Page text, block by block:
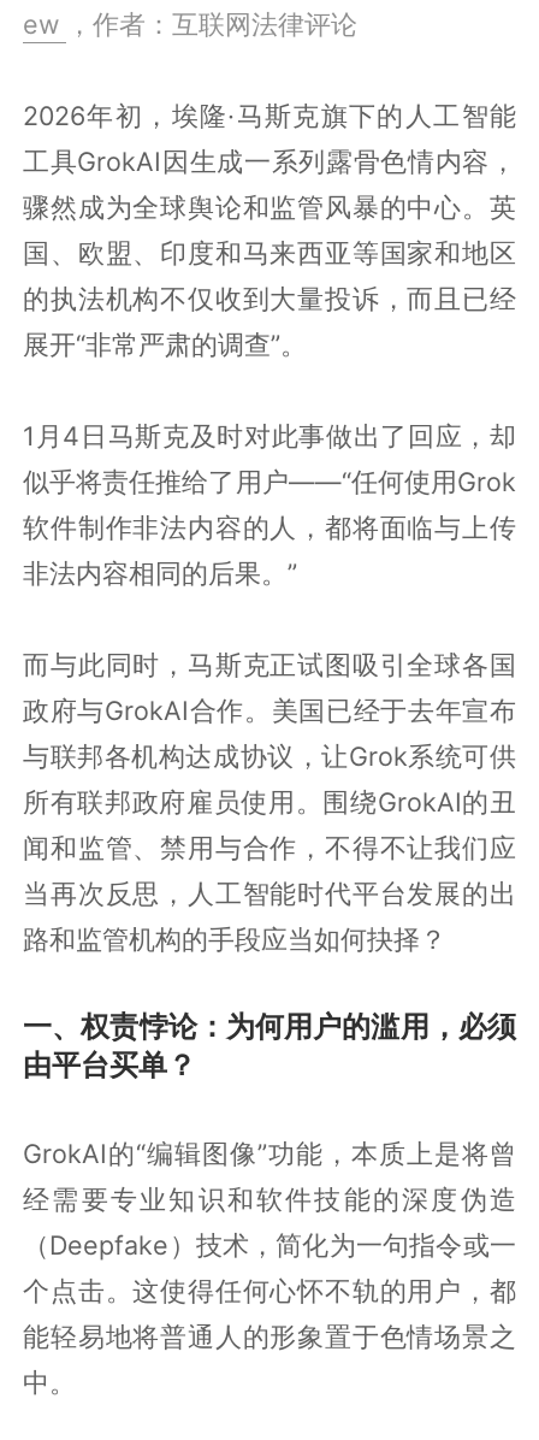
ew
，作者：互联网法律评论
2026年初，埃隆·马斯克旗下的人工智能
工具GrokAI因生成一系列露骨色情内容，
骤然成为全球舆论和监管风暴的中心。英
国、欧盟、印度和马来西亚等国家和地区
的执法机构不仅收到大量投诉，而且已经
展开“非常严肃的调查”。
1月4日马斯克及时对此事做出了回应，却
似乎将责任推给了用户——“任何使用Grok
软件制作非法内容的人，都将面临与上传
非法内容相同的后果。”
而与此同时，马斯克正试图吸引全球各国
政府与GrokAI合作。美国已经于去年宣布
与联邦各机构达成协议，让Grok系统可供
所有联邦政府雇员使用。围绕GrokAI的丑
闻和监管、禁用与合作，不得不让我们应
当再次反思，人工智能时代平台发展的出
路和监管机构的手段应当如何抉择？
一、权责悖论：为何用户的滥用，必须
由平台买单？
GrokAI的“编辑图像”功能，本质上是将曾
经需要专业知识和软件技能的深度伪造
（Deepfake）技术，简化为一句指令或一
个点击。这使得任何心怀不轨的用户，都
能轻易地将普通人的形象置于色情场景之
中。